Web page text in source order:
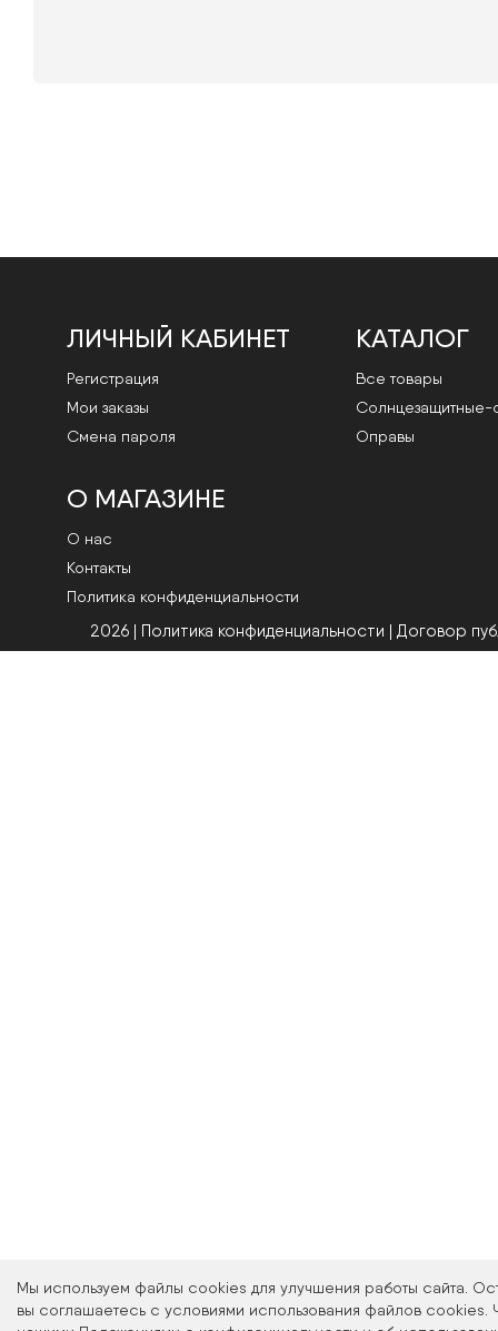
Мы используем файлы cookies для улучшения работы сайта.
вы соглашаетесь с условиями использования файлов cookies.
ЛИЧНЫЙ КАБИНЕТ
Регистрация
Мои заказы
Смена пароля
КАТАЛОГ
Все товары
Cолнцезащитные-
Оправы
О МАГАЗИНЕ
О нас
Контакты
Политика конфиденциальности
2026 | Политика конфиденциальности | Договор